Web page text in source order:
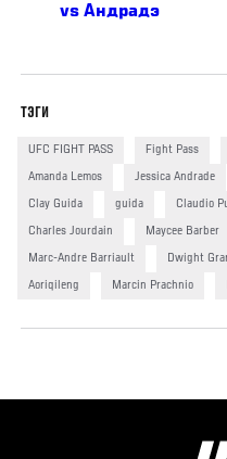
vs Андрадэ
ТЭГИ
UFC FIGHT PASS Fight Pass
Amanda Lemos Jessica Andrade
Clay Guida guida Claudio
Charles Jourdain Maycee Barber
Marc-Andre Barriault Dwight
Aoriqileng Marcin Prachnio